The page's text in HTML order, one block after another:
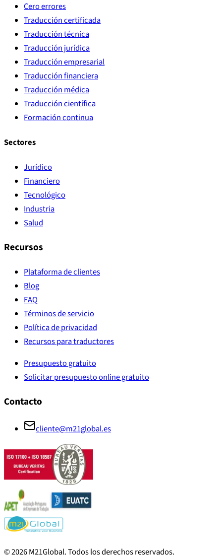
Cero errores
Traducción certificada
Traducción técnica
Traducción jurídica
Traducción empresarial
Traducción financiera
Traducción médica
Traducción científica
Formación continua
Sectores
Jurídico
Financiero
Tecnológico
Industria
Salud
Recursos
Plataforma de clientes
Blog
FAQ
Términos de servicio
Política de privacidad
Recursos para traductores
Presupuesto gratuito
Solicitar presupuesto online gratuito
Contacto
cliente@m21global.es
©2026M21Global.Todos los derechos reservados.